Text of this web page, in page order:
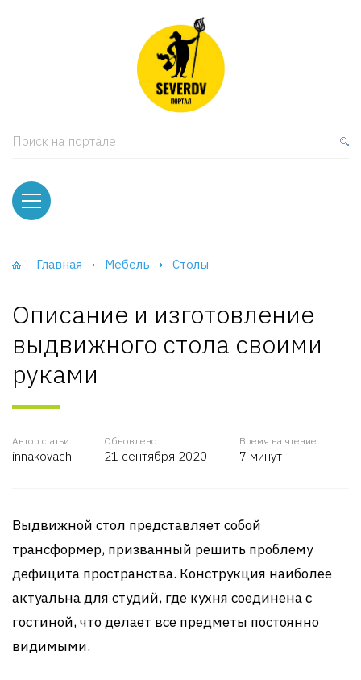
Поиск на портале
Главная Мебель Столы
Описание и изготовление
выдвижного стола своими
руками
Автор статьи:
innakovach
Обновлено:
21 сентября 2020
Время на чтение:
7 минут
Выдвижной стол представляет собой
трансформер, призванный решить проблему
дефицита пространства. Конструкция наиболее
актуальна для студий, где кухня соединена с
гостиной, что делает все предметы постоянно
видимыми.
и тумбы